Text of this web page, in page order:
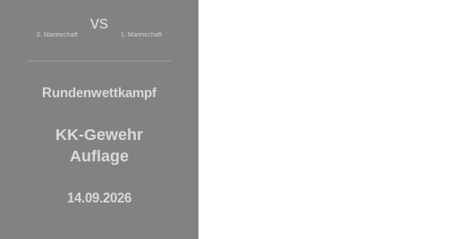
2. Mannschaft
vs
1. Mannschaft
Rundenwettkampf
KK-Gewehr
Auflage
14.09.2026